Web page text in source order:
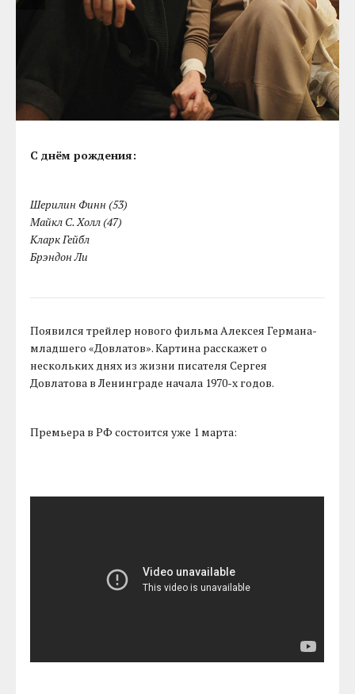
С днём рождения:
Шерилин Финн (53)
Майкл С. Холл (47)
Кларк Гейбл
Брэндон Ли
Появился трейлер нового фильма Алексея Германа-
младшего «Довлатов». Картина расскажет о
нескольких днях из жизни писателя Сергея
Довлатова в Ленинграде начала 1970-х годов.
Премьера в РФ состоится уже 1 марта: